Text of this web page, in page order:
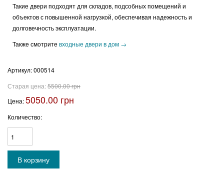
Такие двери подходят для складов, подсобных помещений и
объектов с повышенной нагрузкой, обеспечивая надежность и
долговечность эксплуатации.
Также смотрите входные двери в дом →
Артикул:000514
Старая цена:5500.00 грн
Цена:5050.00 грн
Количество: